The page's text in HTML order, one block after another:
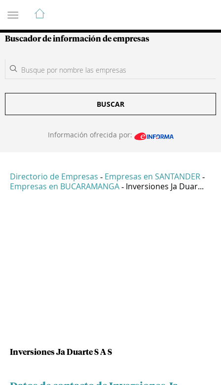
Guía de Empresas Colombianas
Buscador de información de empresas
BUSCAR
Información ofrecida por:
Directorio de Empresas - Empresas en SANTANDER -
Empresas en BUCARAMANGA - Inversiones Ja Duar...
Inversiones Ja Duarte S A S